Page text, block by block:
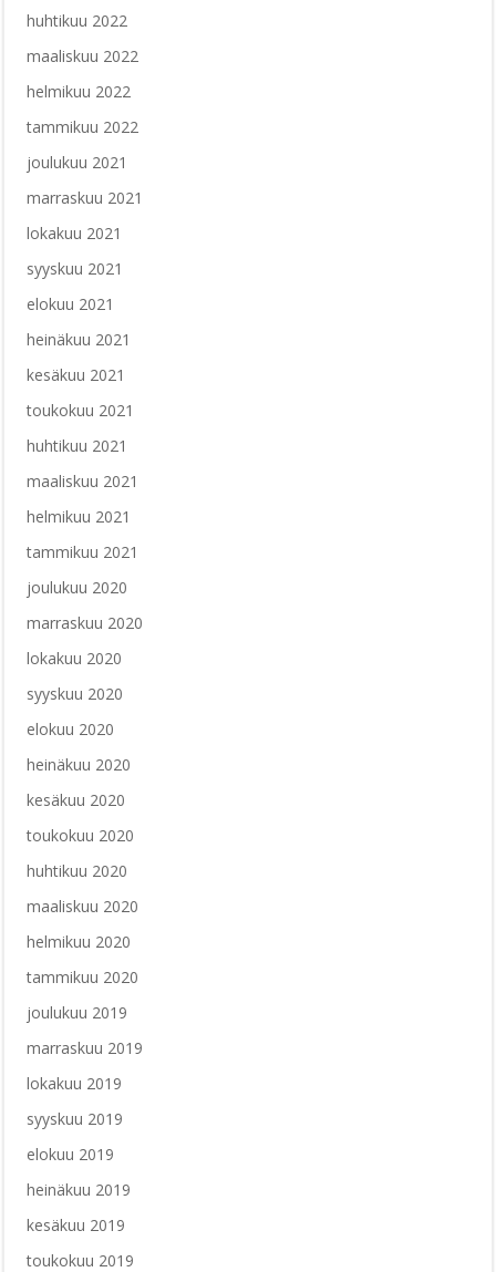
huhtikuu 2022
maaliskuu 2022
helmikuu 2022
tammikuu 2022
joulukuu 2021
marraskuu 2021
lokakuu 2021
syyskuu 2021
elokuu 2021
heinäkuu 2021
kesäkuu 2021
toukokuu 2021
huhtikuu 2021
maaliskuu 2021
helmikuu 2021
tammikuu 2021
joulukuu 2020
marraskuu 2020
lokakuu 2020
syyskuu 2020
elokuu 2020
heinäkuu 2020
kesäkuu 2020
toukokuu 2020
huhtikuu 2020
maaliskuu 2020
helmikuu 2020
tammikuu 2020
joulukuu 2019
marraskuu 2019
lokakuu 2019
syyskuu 2019
elokuu 2019
heinäkuu 2019
kesäkuu 2019
toukokuu 2019